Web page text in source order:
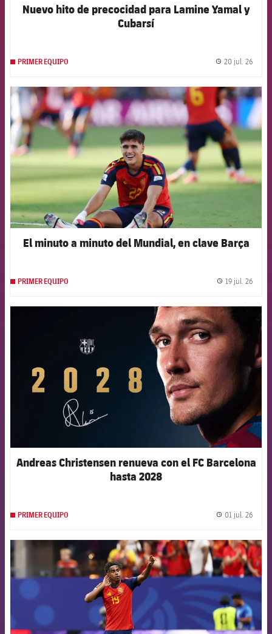
Nuevo hito de precocidad para Lamine Yamal y
Cubarsí
PRIMER EQUIPO 20 jul. 26
FCB Barcelona badge
El minuto a minuto del Mundial, en clave Barça
PRIMER EQUIPO 19 jul. 26
FCB Barcelona badge
Andreas Christensen renueva con el FC Barcelona
hasta 2028
PRIMER EQUIPO 01 jul. 26
FCB Barcelona badge